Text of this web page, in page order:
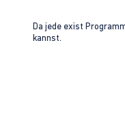
Da jede exist
kannst.